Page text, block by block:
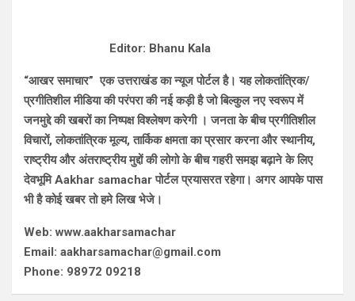
Editor: Bhanu Kala
“आखर समाचार” एक उत्तराखंड का न्यूज पोर्टल है। यह लोकतांत्रिक/
प्रगीतिशील मीडिया की परंपरा की नई कड़ी है जो बिल्कुल नए स्वरूप में
जनमुद्दे की खबरों का निष्पक्ष विश्लेषण करेगी । जनता के बीच प्रगीतिशील
विचारों, लोकतांत्रिक मूल्य, तार्किक क्षमता का प्रसार करना और स्थानीय,
राष्ट्रीय और अंतराष्ट्रीय मुद्दों की लोगो के बीच गहरी समझ बढ़ाने के लिए
देवभूमि Aakhar samachar पोर्टल प्रयासरत रहेगा। अगर आपके पास
भी है कोई खबर तो हमे लिख भेजे।
Web: www.aakharsamachar
Email: aakharsamachar@gmail.com
Phone: 98972 09218